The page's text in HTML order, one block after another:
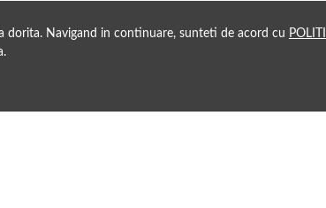
Navigand in continuare, sunteti de acord cu